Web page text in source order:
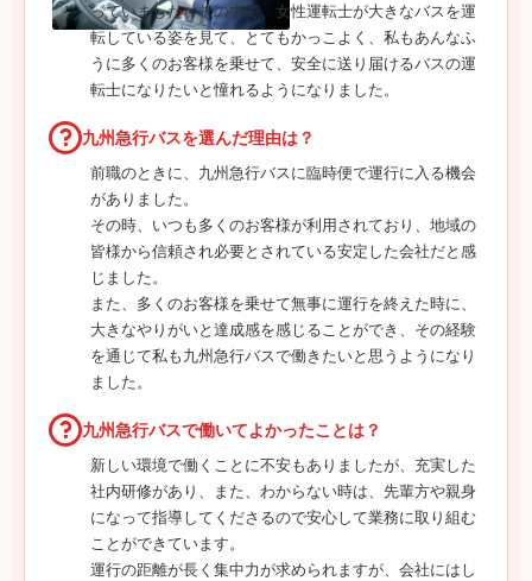
っていました。その中で、女性運転士が大きなバスを運
転している姿を見て、とてもかっこよく、私もあんなふ
うに多くのお客様を乗せて、安全に送り届けるバスの運
転士になりたいと憧れるようになりました。
九州急行バスを選んだ理由は？
前職のときに、九州急行バスに臨時便で運行に入る機会
がありました。
その時、いつも多くのお客様が利用されており、地域の
皆様から信頼され必要とされている安定した会社だと感
じました。
また、多くのお客様を乗せて無事に運行を終えた時に、
大きなやりがいと達成感を感じることができ、その経験
を通じて私も九州急行バスで働きたいと思うようになり
ました。
九州急行バスで働いてよかったことは？
新しい環境で働くことに不安もありましたが、充実した
社内研修があり、また、わからない時は、先輩方や親身
になって指導してくださるので安心して業務に取り組む
ことができています。
運行の距離が長く集中力が求められますが、会社にはし